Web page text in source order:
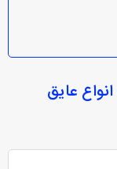
عایق